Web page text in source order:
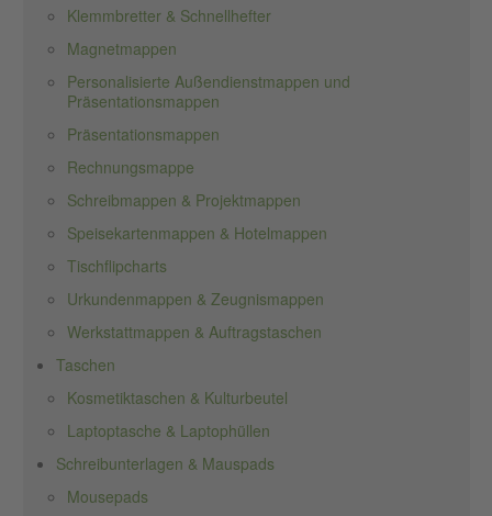
Klemmbretter & Schnellhefter
Magnetmappen
Personalisierte Außendienstmappen und
Präsentationsmappen
Präsentationsmappen
Rechnungsmappe
Schreibmappen & Projektmappen
Speisekartenmappen & Hotelmappen
Tischflipcharts
Urkundenmappen & Zeugnismappen
Werkstattmappen & Auftragstaschen
Taschen
Kosmetiktaschen & Kulturbeutel
Laptoptasche & Laptophüllen
Schreibunterlagen & Mauspads
Mousepads